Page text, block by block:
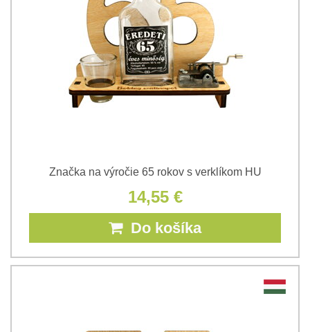
Značka na výročie 65 rokov s verklíkom HU
14,55 €
Do košíka